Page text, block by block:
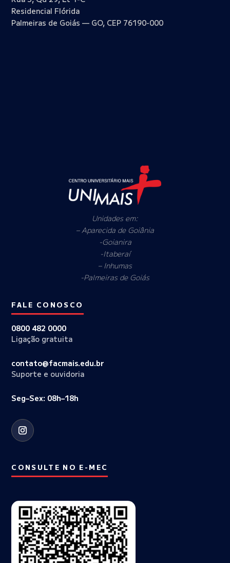
Residencial Flórida
Palmeiras de Goiás — GO, CEP 76190-000
Unidades em:
– Aparecida de Goiânia
-Goianira
-Itaberaí
– Inhumas
-Palmeiras de Goiás
FALE CONOSCO
0800 482 0000
Ligação gratuita
contato@facmais.edu.br
Suporte e ouvidoria
Seg–Sex: 08h–18h
CONSULTE NO E-MEC